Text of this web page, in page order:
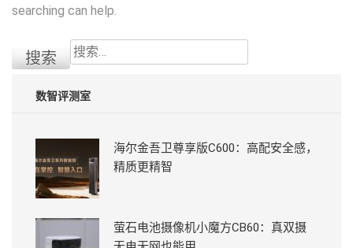
searching can help.
搜
索：
数智评测室
海尔金吾卫尊享版C600：高配安全感，
精质更精智
萤石电池摄像机小魔方CB60：真双摄